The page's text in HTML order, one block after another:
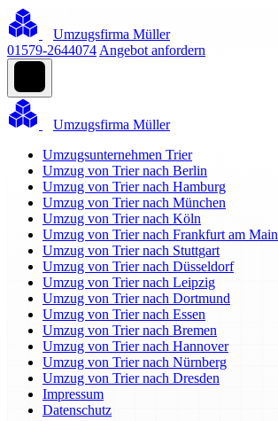
Umzugsfirma Müller
01579-2644074 Angebot anfordern
Umzugsfirma Müller
Umzugsunternehmen Trier
Umzug von Trier nach Berlin
Umzug von Trier nach Hamburg
Umzug von Trier nach München
Umzug von Trier nach Köln
Umzug von Trier nach Frankfurt am Main
Umzug von Trier nach Stuttgart
Umzug von Trier nach Düsseldorf
Umzug von Trier nach Leipzig
Umzug von Trier nach Dortmund
Umzug von Trier nach Essen
Umzug von Trier nach Bremen
Umzug von Trier nach Hannover
Umzug von Trier nach Nürnberg
Umzug von Trier nach Dresden
Impressum
Datenschutz